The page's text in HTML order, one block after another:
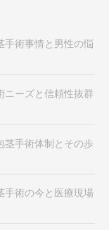
手術事情と男性の悩
ニーズと信頼性抜群
茎手術体制とその歩
手術の今と医療現場